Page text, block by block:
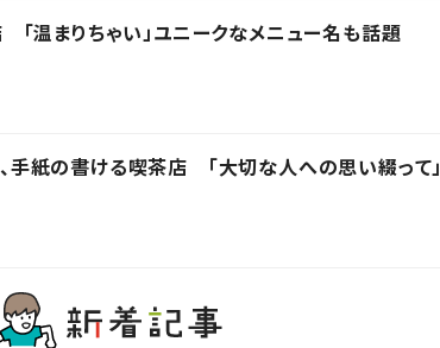
温まりちゃい」ユニークなメニュー名も話題
手紙の書ける喫茶店 「大切な人への思い綴って」